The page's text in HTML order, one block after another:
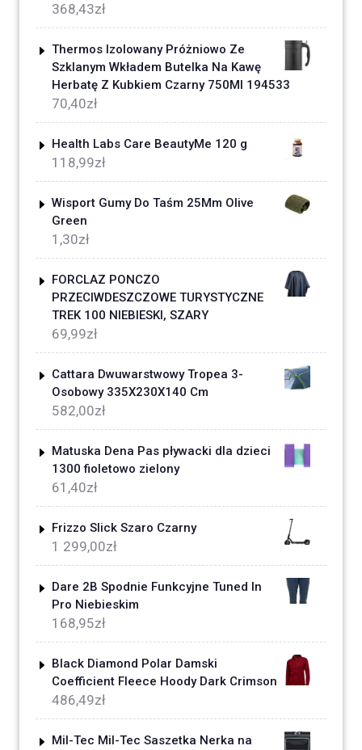
368,43zł
Thermos Izolowany Próżniowo Ze
Szklanym Wkładem Butelka Na Kawę
Herbatę Z Kubkiem Czarny 750Ml 194533
70,40zł
Health Labs Care BeautyMe 120 g
118,99zł
Wisport Gumy Do Taśm 25Mm Olive
Green
1,30zł
FORCLAZ PONCZO
PRZECIWDESZCZOWE TURYSTYCZNE
TREK 100 NIEBIESKI, SZARY
69,99zł
Cattara Dwuwarstwowy Tropea 3-
Osobowy 335X230X140 Cm
582,00zł
Matuska Dena Pas pływacki dla dzieci
1300 fioletowo zielony
61,40zł
Frizzo Slick Szaro Czarny
1 299,00zł
Dare 2B Spodnie Funkcyjne Tuned In
Pro Niebieskim
168,95zł
Black Diamond Polar Damski
Coefficient Fleece Hoody Dark Crimson
486,49zł
Mil-Tec Mil-Tec Saszetka Nerka na